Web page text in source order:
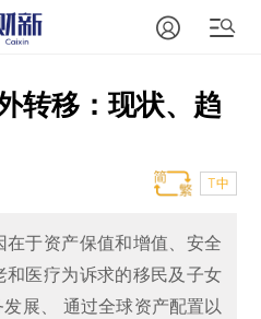
转移：现状、趋
T中
于资产保值和增值、安全
医疗为诉求的移民及子女
展、 通过全球资产配置以